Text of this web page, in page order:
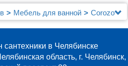
Мебель для ванной Corozo
сантехники в Челябинске
область, г. Челябинск,